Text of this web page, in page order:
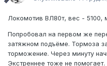
Локомотив ВЛ80т, вес -
Попробовал на первом же
затяжном подъёме. Тормоза
торможение. Через минуту
Экстреннее тоже не помогает.